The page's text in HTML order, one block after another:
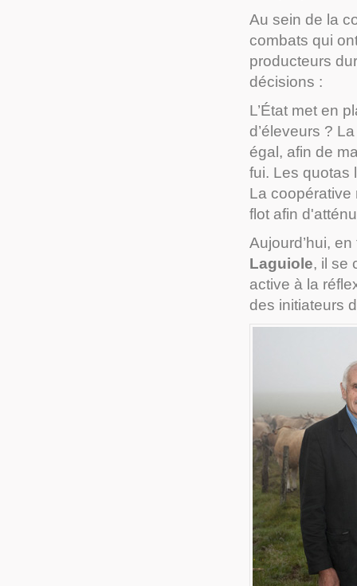
Au sein de la
combats qui
producteurs
décisions :
L’État met en
d’éleveurs ?
égal, afin de
fui. Les quotas
La coopérative
flot afin
Aujourd’hui,
Laguiole, il se
active à la
des initiateurs